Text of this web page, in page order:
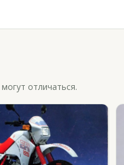
отличаться.